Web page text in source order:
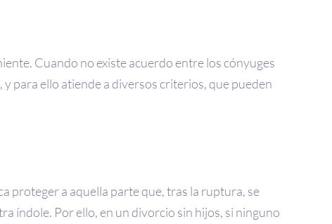
Cuando no existe acuerdo entre los cónyuges
para ello atiende a diversos criterios, que pueden
proteger a aquella parte que, tras la ruptura, se
índole. Por ello, en un divorcio sin hijos, si ninguno